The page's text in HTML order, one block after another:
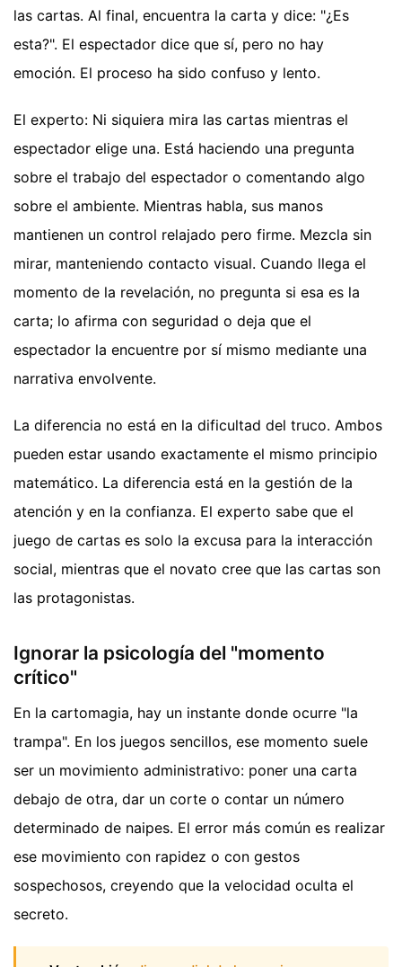
las cartas. Al final, encuentra la carta y dice: "¿Es
esta?". El espectador dice que sí, pero no hay
emoción. El proceso ha sido confuso y lento.
El experto: Ni siquiera mira las cartas mientras el
espectador elige una. Está haciendo una pregunta
sobre el trabajo del espectador o comentando algo
sobre el ambiente. Mientras habla, sus manos
mantienen un control relajado pero firme. Mezcla sin
mirar, manteniendo contacto visual. Cuando llega el
momento de la revelación, no pregunta si esa es la
carta; lo afirma con seguridad o deja que el
espectador la encuentre por sí mismo mediante una
narrativa envolvente.
La diferencia no está en la dificultad del truco. Ambos
pueden estar usando exactamente el mismo principio
matemático. La diferencia está en la gestión de la
atención y en la confianza. El experto sabe que el
juego de cartas es solo la excusa para la interacción
social, mientras que el novato cree que las cartas son
las protagonistas.
Ignorar la psicología del "momento
crítico"
En la cartomagia, hay un instante donde ocurre "la
trampa". En los juegos sencillos, ese momento suele
ser un movimiento administrativo: poner una carta
debajo de otra, dar un corte o contar un número
determinado de naipes. El error más común es realizar
ese movimiento con rapidez o con gestos
sospechosos, creyendo que la velocidad oculta el
secreto.